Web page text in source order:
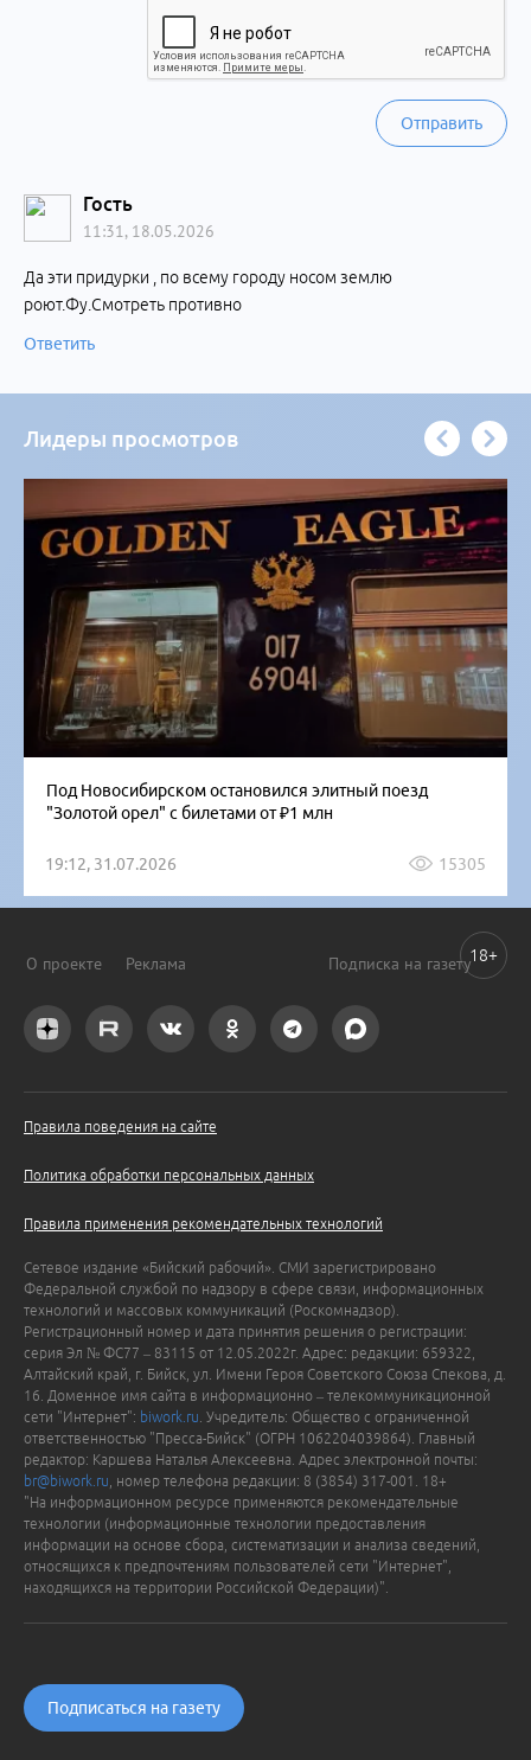
Отправить
Гость
11:31, 18.05.2026
Да эти придурки , по всему городу носом землю
роют.Фу.Смотреть противно
Ответить
Лидеры просмотров
Под Новосибирском остановился элитный поезд
"Золотой орел" с билетами от ₽1 млн
19:12, 31.07.2026 15305
О проекте Реклама Подписка на газету
Правила поведения на сайте
Политика обработки персональных данных
Правила применения рекомендательных технологий
Сетевое издание «Бийский рабочий». СМИ зарегистрировано
Федеральной службой по надзору в сфере связи, информационных
технологий и массовых коммуникаций (Роскомнадзор).
Регистрационный номер и дата принятия решения о регистрации:
серия Эл № ФС77 – 83115 от 12.05.2022г. Адрес: редакции: 659322,
Алтайский край, г. Бийск, ул. Имени Героя Советского Союза Спекова, д.
16. Доменное имя сайта в информационно – телекоммуникационной
сети "Интернет": biwork.ru . Учредитель: Общество с ограниченной
ответственностью "Пресса-Бийск" (ОГРН 1062204039864). Главный
редактор: Каршева Наталья Алексеевна. Адрес электронной почты:
br@biwork.ru , номер телефона редакции: 8 (3854) 317-001. 18+
"На информационном ресурсе применяются рекомендательные
технологии (информационные технологии предоставления
информации на основе сбора, систематизации и анализа сведений,
относящихся к предпочтениям пользователей сети "Интернет",
находящихся на территории Российской Федерации)".
Подписаться на газету
18+